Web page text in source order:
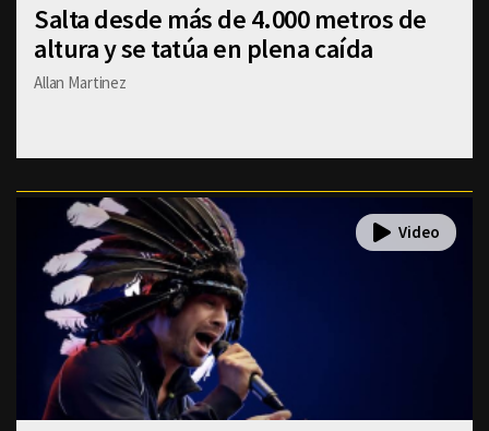
Salta desde más de 4.000 metros de
altura y se tatúa en plena caída
Allan Martinez